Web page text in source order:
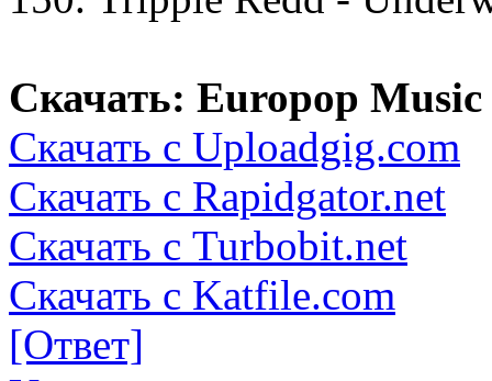
Скачать: Europop
Скачать с Uploadgig.com
Скачать с Rapidgator.net
Скачать с Turbobit.net
Скачать с Katfile.com
[Ответ]